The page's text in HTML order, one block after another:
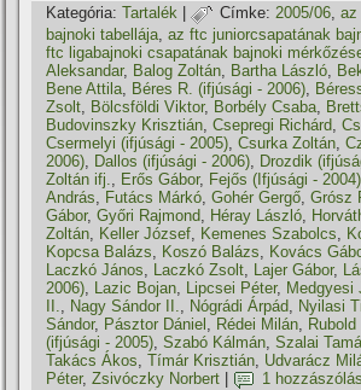
Kategória: Tartalék | Címke: 2005/06,az
bajnoki tabellája,az ftc juniorcsapatának
ftc ligabajnoki csapatának bajnoki
Aleksandar, Balog Zoltán, Bartha László,
Bene Attila, Béres R. (ifjúsági - 2006),
Zsolt, Bölcsföldi Viktor, Borbély Csaba,
Budovinszky Krisztián,Csepregi Richárd,
Csermelyi (ifjúsági - 2005),Csurka Zoltán,
2006), Dallos (ifjúsági - 2006), Drozdik
Zoltán ifj., Erős Gábor, Fejős (Ifjúsági - 2004)
András, Futács Márkó,Gohér Gergő,Grósz
Gábor,Győri Rajmond, Héray László,
Zoltán, Keller József, Kemenes Szabolcs,
Kopcsa Balázs, Koszó Balázs, Kovács
Laczkó János, Laczkó Zsolt, Lajer Gábor,
2006), Lazic Bojan, Lipcsei Péter, Medgyesi
II., Nagy Sándor II., Nógrádi Árpád, Nyilasi
Sándor, Pásztor Dániel , Rédei Milán,
(ifjúsági - 2005),Szabó Kálmán,Szalai
Takács Ákos,Tí­már Krisztián, Udvarácz
Péter,Zsivóczky Norbert 1 hozzászólás